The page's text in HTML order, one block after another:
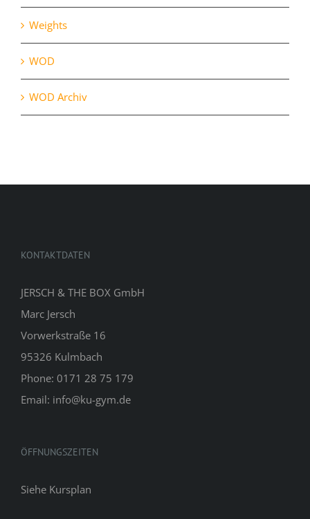
Weights
WOD
WOD Archiv
KONTAKTDATEN
JERSCH & THE BOX GmbH
Marc Jersch
Vorwerkstraße 16
95326 Kulmbach
Phone: 0171 28 75 179
Email: info@ku-gym.de
ÖFFNUNGSZEITEN
Siehe Kursplan